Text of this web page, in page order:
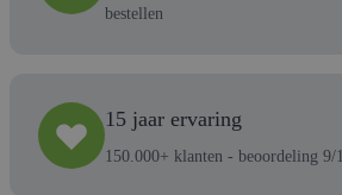
bestellen
15 jaar ervaring
150.000+ klanten - beoordeling 9/